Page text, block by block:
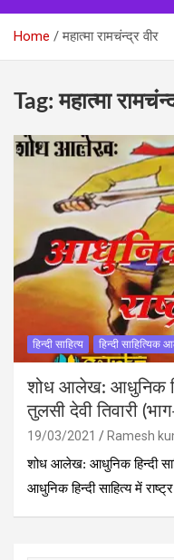
Home महात्मा रामचंन्द्र वीर
Tag:महात्मा
हिन्दी साहित्य हिन्दी साहित्यिक
शोध आलेख: आधुनिक
तुलसी देवी तिवारी
19/03/2021 Ramesh
शोध आलेख: आधुनिक हिन्दी
आधुनिक हिन्दी साहित्य में